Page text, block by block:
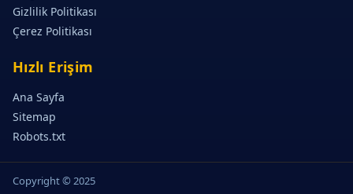
Gizlilik Politikası
Çerez Politikası
Hızlı Erişim
Ana Sayfa
Sitemap
Robots.txt
Copyright © 2025